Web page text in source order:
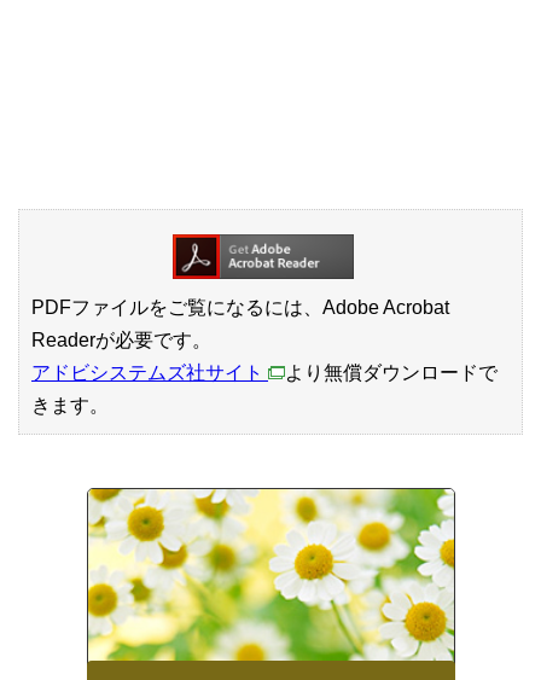
PDFファイルをご覧になるには、Adobe Acrobat
Readerが必要です。
アドビシステムズ社サイト
より無償ダウンロードで
きます。